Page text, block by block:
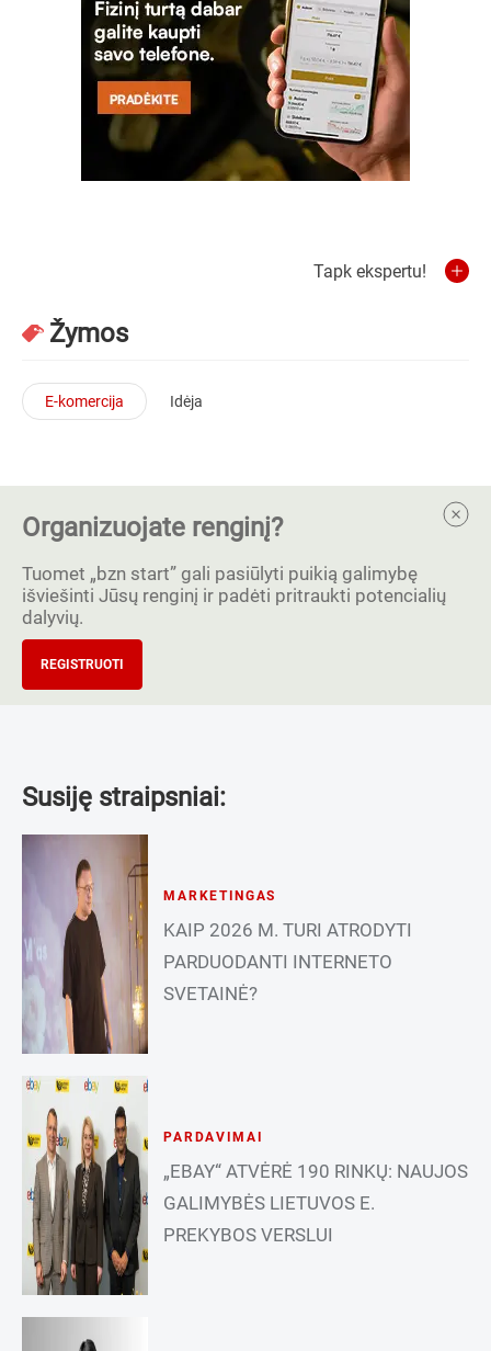
Tapk ekspertu!
Žymos
E-komercija Idėja
Organizuojate renginį?
Tuomet „bzn start” gali pasiūlyti puikią galimybę
išviešinti Jūsų renginį ir padėti pritraukti potencialių
dalyvių.
REGISTRUOTI
Susiję straipsniai:
MARKETINGAS
KAIP 2026 M. TURI ATRODYTI
PARDUODANTI INTERNETO
SVETAINĖ?
PARDAVIMAI
„EBAY“ ATVĖRĖ 190 RINKŲ: NAUJOS
GALIMYBĖS LIETUVOS E.
PREKYBOS VERSLUI